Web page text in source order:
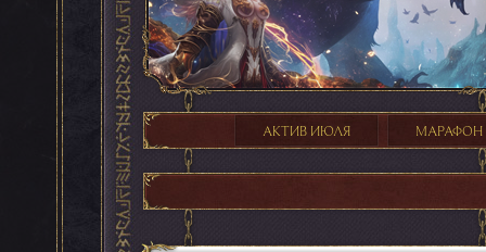
АКТИВ ИЮЛЯ МАРАФОН